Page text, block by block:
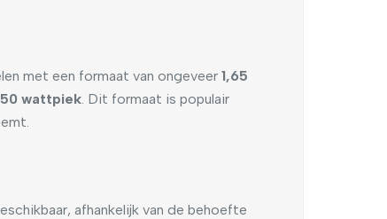
met een formaat van ongeveer 1,65
wattpiek . Dit formaat is populair
afhankelijk van de behoefte